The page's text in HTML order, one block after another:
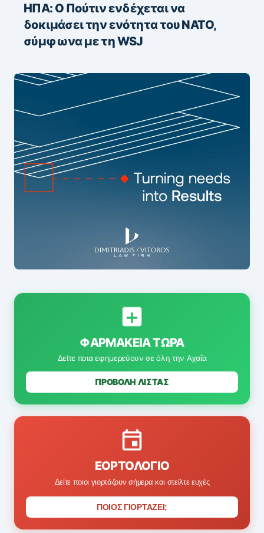
ΗΠΑ: Ο Πούτιν ενδέχεται να
δοκιμάσει την ενότητα του ΝΑΤΟ,
σύμφωνα με τη WSJ
ΦΑΡΜΑΚΕΊΑ ΤΏΡΑ
Δείτε ποια εφημερεύουν σε όλη την Αχαΐα
ΠΡΟΒΟΛΗ ΛΙΣΤΑΣ
ΕΟΡΤΟΛΌΓΙΟ
Δείτε ποιοι γιορτάζουν σήμερα και στείλτε ευχές
ΠΟΙΟΣ ΓΙΟΡΤΑΖΕΙ;